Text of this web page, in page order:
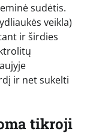
sudėtis.
veikla)
ir širdies
ir net sukelti
tikroji